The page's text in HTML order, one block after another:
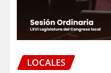
LOCALES